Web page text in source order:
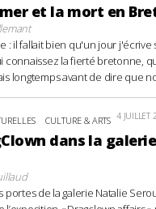
et la mort en
: il fallait bien qu'un jour j'écrive
connaissez la fierté bretonne,
longtemps avant de dire que
CULTURE & ARTS 4 JUILLET
dans la
portes de la galerie Natalie